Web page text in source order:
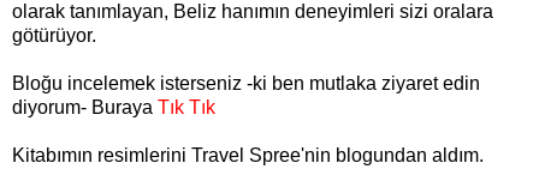
olarak tanımlayan, Beliz hanımın deneyimleri sizi oralara
götürüyor.
Bloğu incelemek isterseniz -ki ben mutlaka ziyaret edin
diyorum- Buraya Tık Tık
Kitabımın resimlerini Travel Spree'nin blogundan aldım.